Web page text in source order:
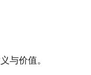
与价值。